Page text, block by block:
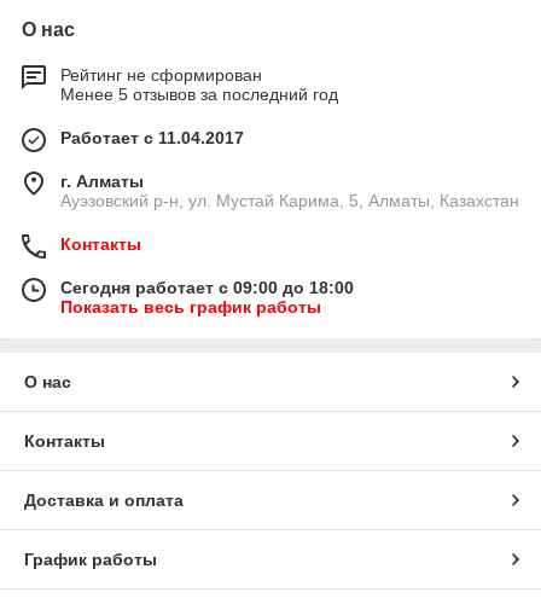
О нас
Рейтинг не сформирован
Менее 5 отзывов за последний год
Работает с 11.04.2017
г. Алматы
​Ауэзовский р-н, ул. Мустай Карима, 5, Алматы, Казахстан
Контакты
Сегодня работает с 09:00 до 18:00
Показать весь график работы
О нас
Контакты
Доставка и оплата
График работы